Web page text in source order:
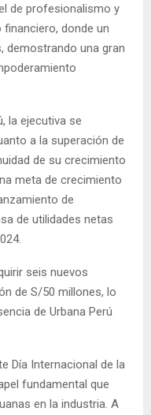
de profesionalismo y
donde un
demostrando una gran
la ejecutiva se
a la superación de
de su crecimiento
meta de crecimiento
de
de utilidades netas
seis nuevos
de S/50 millones, lo
de Urbana Perú
Día Internacional de la
fundamental que
en la industria. A